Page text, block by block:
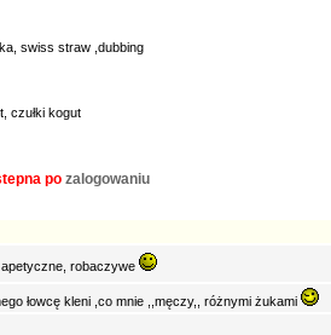
swiss straw ,dubbing
czułki kogut
po zalogowaniu
robaczywe
łowcę kleni ,co mnie ,,męczy,, różnymi żukami